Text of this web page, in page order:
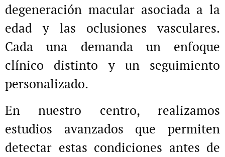
degeneración macular asociada a la
edad y las oclusiones vasculares.
Cada una demanda un enfoque
clínico distinto y un seguimiento
personalizado.
En nuestro centro, realizamos
estudios avanzados que permiten
detectar estas condiciones antes de